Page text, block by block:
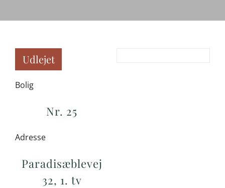
Udlejet
Bolig
Nr. 25
Adresse
Paradisæblevej
32, 1. tv